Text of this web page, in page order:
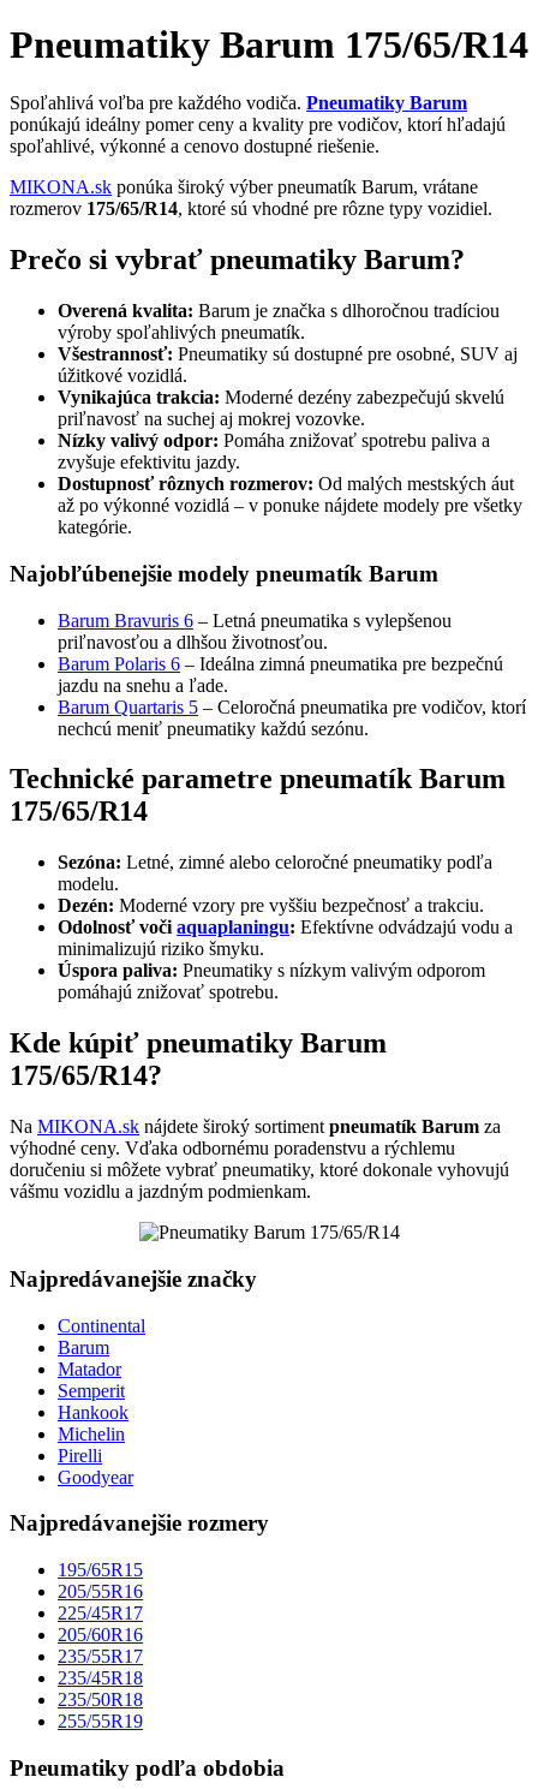
Pneumatiky Barum 175/65/R14
Spoľahlivá voľba pre každého vodiča. Pneumatiky Barum
ponúkajú ideálny pomer ceny a kvality pre vodičov, ktorí hľadajú
spoľahlivé, výkonné a cenovo dostupné riešenie.
MIKONA.sk ponúka široký výber pneumatík Barum, vrátane
rozmerov 175/65/R14, ktoré sú vhodné pre rôzne typy vozidiel.
Prečo si vybrať pneumatiky Barum?
Overená kvalita: Barum je značka s dlhoročnou tradíciou
výroby spoľahlivých pneumatík.
Všestrannosť: Pneumatiky sú dostupné pre osobné, SUV aj
úžitkové vozidlá.
Vynikajúca trakcia: Moderné dezény zabezpečujú skvelú
priľnavosť na suchej aj mokrej vozovke.
Nízky valivý odpor: Pomáha znižovať spotrebu paliva a
zvyšuje efektivitu jazdy.
Dostupnosť rôznych rozmerov: Od malých mestských áut
až po výkonné vozidlá – v ponuke nájdete modely pre všetky
kategórie.
Najobľúbenejšie modely pneumatík Barum
Barum Bravuris 6 – Letná pneumatika s vylepšenou
priľnavosťou a dlhšou životnosťou.
Barum Polaris 6 – Ideálna zimná pneumatika pre bezpečnú
jazdu na snehu a ľade.
Barum Quartaris 5 – Celoročná pneumatika pre vodičov, ktorí
nechcú meniť pneumatiky každú sezónu.
Technické parametre pneumatík Barum
175/65/R14
Sezóna: Letné, zimné alebo celoročné pneumatiky podľa
modelu.
Dezén: Moderné vzory pre vyššiu bezpečnosť a trakciu.
Odolnosť voči aquaplaningu: Efektívne odvádzajú vodu a
minimalizujú riziko šmyku.
Úspora paliva: Pneumatiky s nízkym valivým odporom
pomáhajú znižovať spotrebu.
Kde kúpiť pneumatiky Barum
175/65/R14?
Na MIKONA.sk nájdete široký sortiment pneumatík Barum za
výhodné ceny. Vďaka odbornému poradenstvu a rýchlemu
doručeniu si môžete vybrať pneumatiky, ktoré dokonale vyhovujú
vášmu vozidlu a jazdným podmienkam.
Najpredávanejšie značky
Continental
Barum
Matador
Semperit
Hankook
Michelin
Pirelli
Goodyear
Najpredávanejšie rozmery
195/65R15
205/55R16
225/45R17
205/60R16
235/55R17
235/45R18
235/50R18
255/55R19
Pneumatiky podľa obdobia